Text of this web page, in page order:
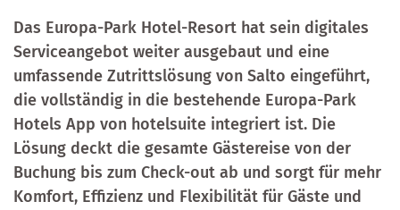
Das Europa-Park Hotel-Resort hat sein digitales
Serviceangebot weiter ausgebaut und eine
umfassende Zutrittslösung von Salto eingeführt,
die vollständig in die bestehende Europa-Park
Hotels App von hotelsuite integriert ist. Die
Lösung deckt die gesamte Gästereise von der
Buchung bis zum Check-out ab und sorgt für mehr
Komfort, Effizienz und Flexibilität für Gäste und